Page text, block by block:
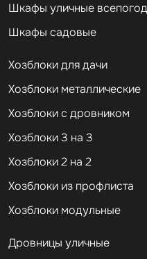
Шкафы уличные
Шкафы садовые
Хозблоки для дачи
Хозблоки металлические
Хозблоки с дровником
Хозблоки 3 на 3
Хозблоки 2 на 2
Хозблоки из профлиста
Хозблоки модульные
Дровницы уличные